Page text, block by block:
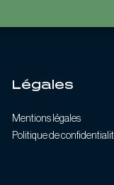
Légales
Mentions légales
Politique de